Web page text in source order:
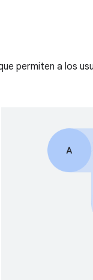
permiten a los